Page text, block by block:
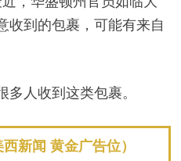
收到的包裹，可能有来自
人收到这类包裹。
新闻 黄金广告位）